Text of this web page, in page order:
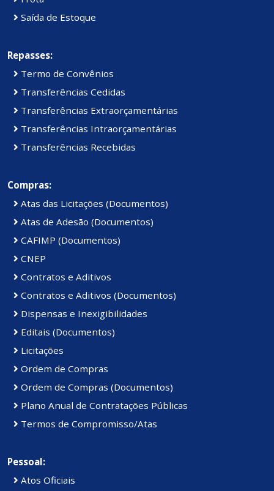
Saída de Estoque
Repasses:
Termo de Convênios
Transferências Cedidas
Transferências Extraorçamentárias
Transferências Intraorçamentárias
Transferências Recebidas
Compras:
Atas das Licitações (Documentos)
Atas de Adesão (Documentos)
CAFIMP (Documentos)
CNEP
Contratos e Aditivos
Contratos e Aditivos (Documentos)
Dispensas e Inexigibilidades
Editais (Documentos)
Licitações
Ordem de Compras
Ordem de Compras (Documentos)
Plano Anual de Contratações Públicas
Termos de Compromisso/Atas
Pessoal:
Atos Oficiais